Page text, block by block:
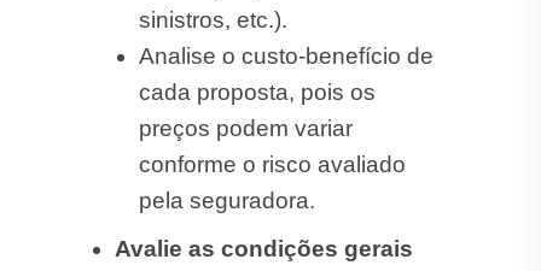
sinistros, etc.).
Analise o custo-benefício de
cada proposta, pois os
preços podem variar
conforme o risco avaliado
pela seguradora.
Avalie as condições gerais